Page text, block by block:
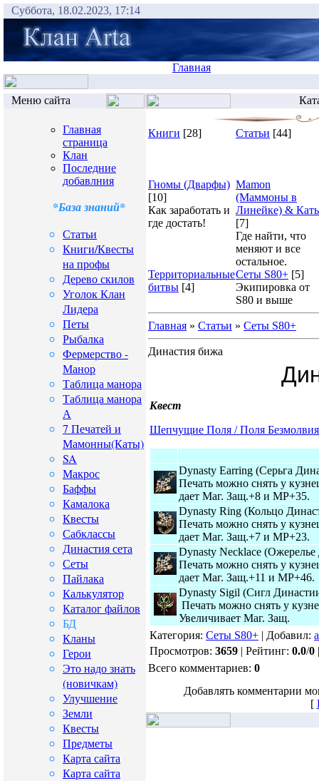
Суббота, 18.02.2023, 17:14
Главная
Меню сайта
Главная
страница
Клан
Последние
добавлния
*База знаний*
Статьи
Книги/Квесты
на профы
Дерево скилов
Уголок Клан
Лидера
Петы
Рыбалка
Фермерство -
Манор
Таблица манора
Таблица манора
А
7 Печатей и
Мамонны(Каты)
SA
Макрос
Баффы
Камалока
Квесты
Сабклассы
Династия сета
Сеты
Пайлака
Калькулятор
Каталог файлов
БД
Кланы
Герои
Это надо знать
(новичкам)
Улучшение
Земли
Квесты
Предметы
Карта сайта
Карта сайта
Книги [28] Статьи [44]
Гномы (Дварфы)
[10]
Как заработать и
где достать!
Mamon
(Маммоны в
Линейке) &
[7]
Где найти, что
меняют и все
остальное.
Территориальные
битвы [4]
Сеты S80+ [5]
Экипировка от
S80 и выше
Главная » Статьи » Сеты S80+
Династия бижа
Квест
Шепчущие Поля / Поля Безмолвия
Dynasty Earring (Серьга
Печать можно снять у
дает Маг. Защ.+8 и MP+35.
Dynasty Ring (Кольцо
Печать можно снять у
дает Маг. Защ.+7 и MP+23.
Dynasty Necklace
Печать можно снять у
дает Маг. Защ.+11 и MP+46.
Dynasty Sigil (Сигл
Печать можно снять у
Увеличивает Маг. Защ.
Категория: Сеты S80+ | Добавил:
Просмотров: 3659 | Рейтинг: 0.0/0
Всего комментариев: 0
Добавлять комментарии
[